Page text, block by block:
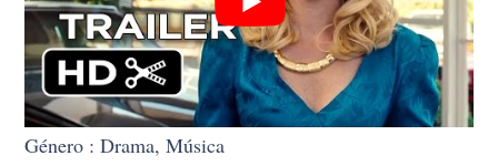
Género : Drama, Música